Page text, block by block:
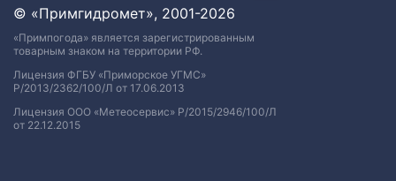
© «Примгидромет», 2001-2026
«Примпогода» является зарегистрированным
товарным знаком на территории РФ.
Лицензия ФГБУ «Приморское УГМС»
Р/2013/2362/100/Л от 17.06.2013
Лицензия ООО «Метеосервис» Р/2015/2946/100/Л
от 22.12.2015